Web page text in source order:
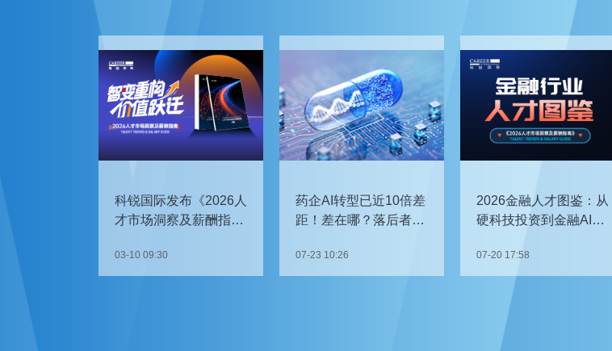
科锐国际发布《2026人
才市场洞察及薪酬指
03-10 09:30
药企AI转型已近10倍差
距！差在哪？落后者该
07-23 10:26
2026金融人才图鉴：从
硬科技投资到金融AI，
单？
07-20 17:58